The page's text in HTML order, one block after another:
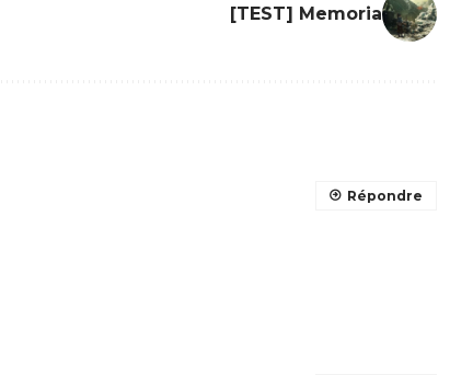
[TEST] Memoria
Répondre